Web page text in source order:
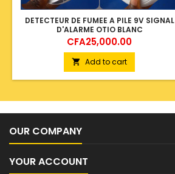
DETECTEUR DE FUMEE A PILE 9V SIGNAL
D'ALARME OTIO BLANC
Price
CFA25,000.00
 Add to cart
OUR COMPANY
YOUR ACCOUNT